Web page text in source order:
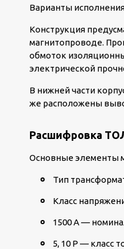
Варианты
Конструкция
магнитопроводе.
обмоток
электрической
В нижней части
же расположены
Расшифровка
Основные элементы
Тип
Класс
1500 А —
5, 10 Р — класс